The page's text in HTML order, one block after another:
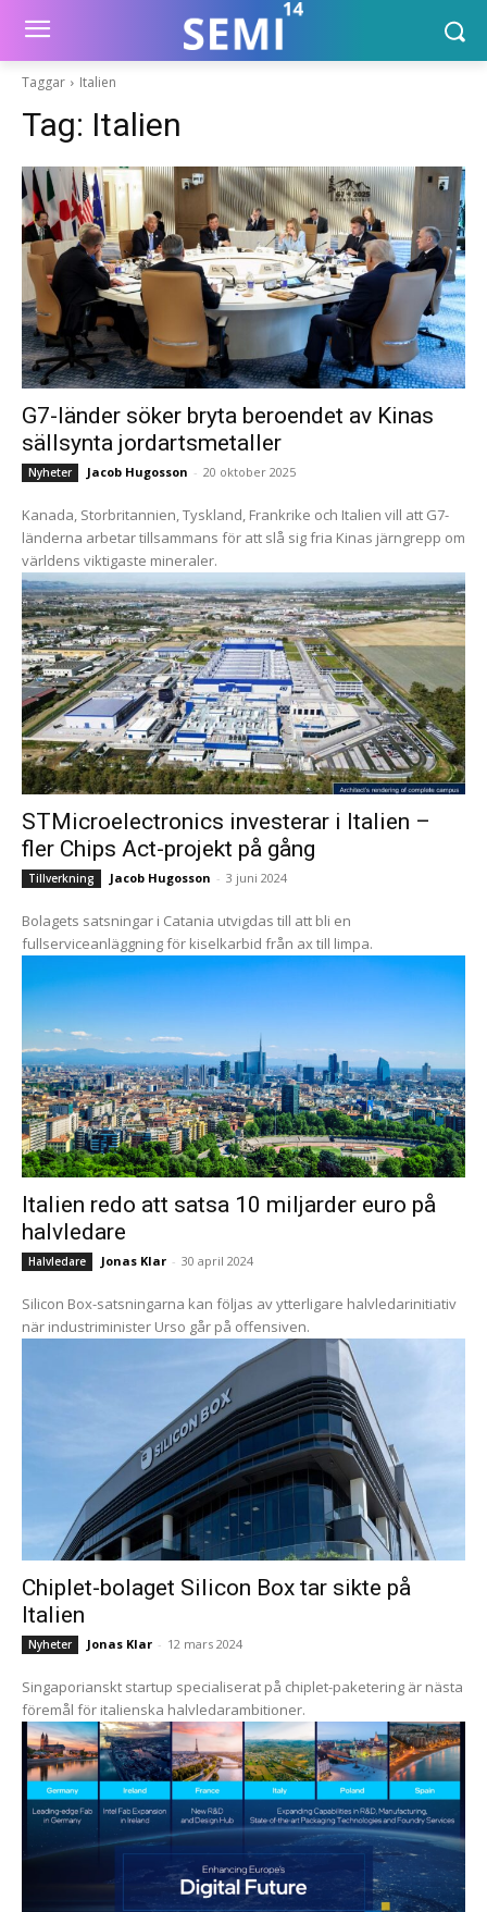
Taggar Italien
Tag: Italien
G7-länder söker bryta beroendet av Kinas
sällsynta jordartsmetaller
Nyheter Jacob Hugosson - 20 oktober 2025
Kanada, Storbritannien, Tyskland, Frankrike och Italien vill att G7-
länderna arbetar tillsammans för att slå sig fria Kinas järngrepp om
världens viktigaste mineraler.
STMicroelectronics investerar i Italien –
fler Chips Act-projekt på gång
Tillverkning Jacob Hugosson - 3 juni 2024
Bolagets satsningar i Catania utvigdas till att bli en
fullserviceanläggning för kiselkarbid från ax till limpa.
Italien redo att satsa 10 miljarder euro på
halvledare
Halvledare Jonas Klar - 30 april 2024
Silicon Box-satsningarna kan följas av ytterligare halvledarinitiativ
när industriminister Urso går på offensiven.
Chiplet-bolaget Silicon Box tar sikte på
Italien
Nyheter Jonas Klar - 12 mars 2024
Singaporianskt startup specialiserat på chiplet-paketering är nästa
föremål för italienska halvledarambitioner.